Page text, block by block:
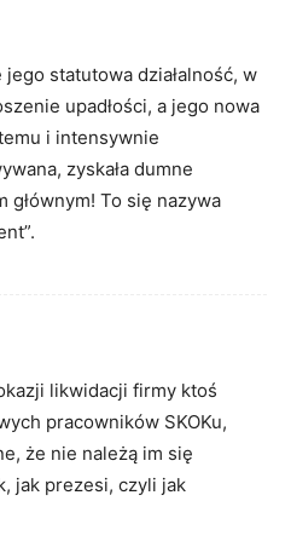
jego statutowa działalność, w
upadłości, a jego nowa
i intensywnie
zyskała dumne
głównym! To się nazywa
likwidacji firmy ktoś
pracowników SKOKu,
że nie należą im się
jak prezesi, czyli jak